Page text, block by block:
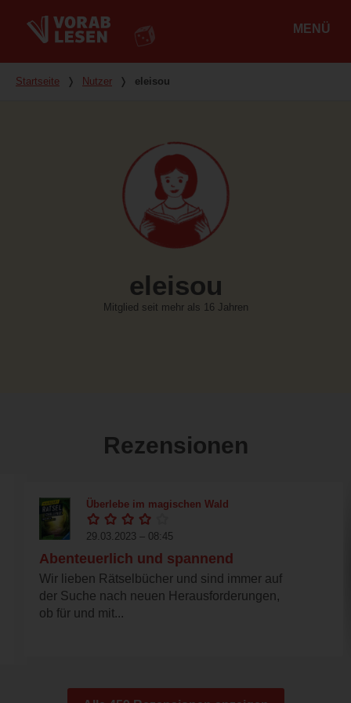
MENÜ
Du bist hier
Startseite ❭ Nutzer ❭ eleisou
eleisou
Mitglied seit mehr als 16 Jahren
Rezensionen
Überlebe im magischen Wald
29.03.2023 – 08:45
Abenteuerlich und spannend
Wir lieben Rätselbücher und sind immer auf
der Suche nach neuen Herausforderungen,
ob für und mit...